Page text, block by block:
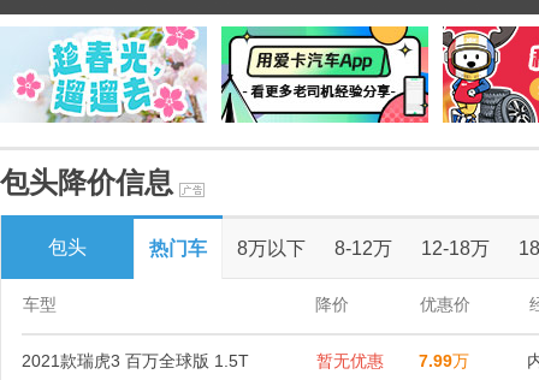
包头降价信息
包头 热门车 8万以下 8-12万 12-18万
车型 降价 优惠价
2021款瑞虎3 百万全球版 1.5T 暂无优惠 7.99万